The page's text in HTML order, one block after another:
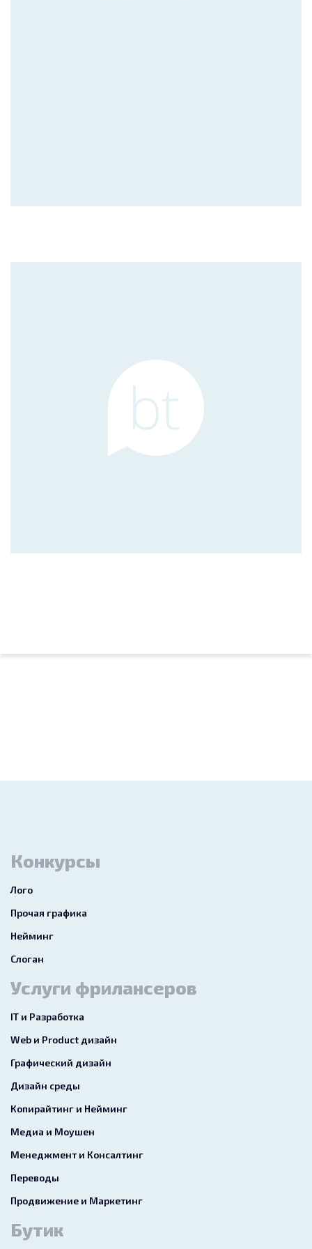
Конкурсы
Лого
Прочая графика
Нейминг
Слоган
Услуги фрилансеров
IT и Разработка
Web и Product дизайн
Графический дизайн
Дизайн среды
Копирайтинг и Нейминг
Медиа и Моушен
Менеджмент и Консалтинг
Переводы
Продвижение и Маркетинг
Бутик